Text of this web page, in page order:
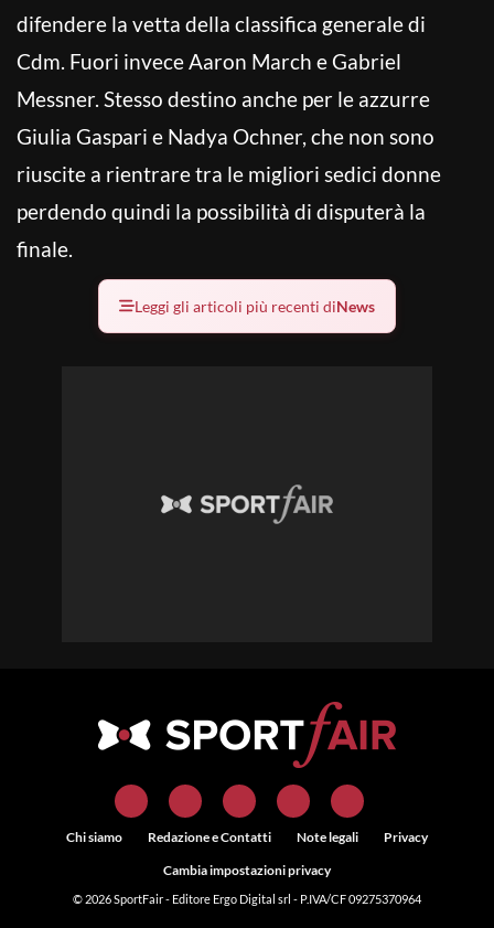
difendere la vetta della classifica generale di
Cdm. Fuori invece Aaron March e Gabriel
Messner. Stesso destino anche per le azzurre
Giulia Gaspari e Nadya Ochner, che non sono
riuscite a rientrare tra le migliori sedici donne
perdendo quindi la possibilità di disputerà la
finale.
Leggi gli articoli più recenti diNews
Chi siamo Redazione e Contatti Note legali
Privacy
Cambia impostazioni privacy
© 2026SportFair- Editore Ergo Digital srl - P.IVA/CF 09275370964